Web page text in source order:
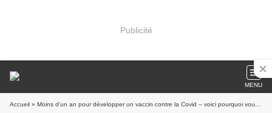
Publicité
MENU
Accueil » Moins d'un an pour développer un vaccin contre la Covid – voici pourquoi vous ne devez pas vous inquiéter